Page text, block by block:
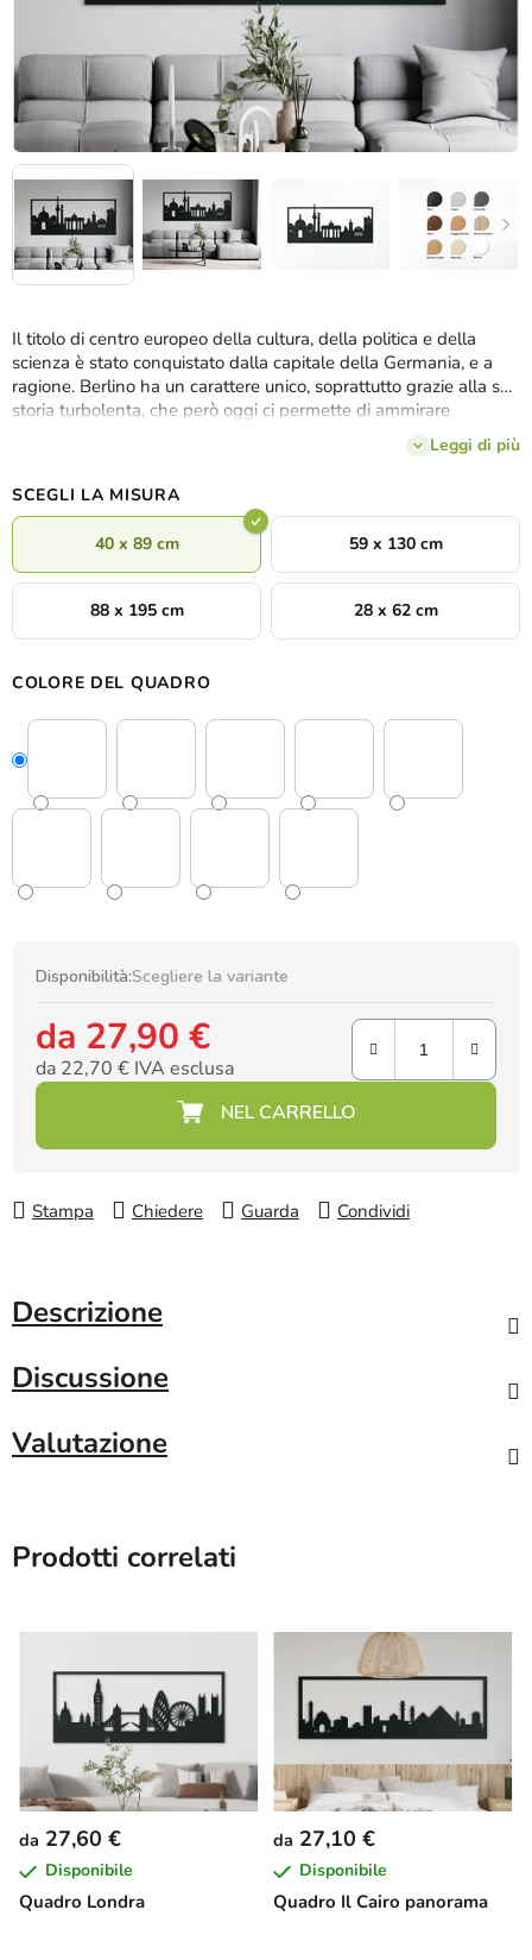
Il titolo di centro europeo della cultura, della politica e della
scienza è stato conquistato dalla capitale della Germania, e a
ragione. Berlino ha un carattere unico, soprattutto grazie alla sua
storia turbolenta, che però oggi ci permette di ammirare
numerosi monumenti storici. Potete ammirarli anche attraverso
. Il quadro in legno
famosa metropoli.
Leggi di più
SCEGLI LA MISURA
40 x 89 cm 59 x 130 cm
88 x 195 cm 28 x 62 cm
COLORE DEL QUADRO
Disponibilità:Scegliere la variante
da 27,90 €
da 22,70 € IVA esclusa
Prezzo della misura:
Stampa Chiedere Guarda Condividi
Descrizione
Discussione
Valutazione
Prodotti correlati
Quadro Londra
da 27,60 €
Disponibile
Quadro Il Cairo panorama
da 27,10 €
Disponibile